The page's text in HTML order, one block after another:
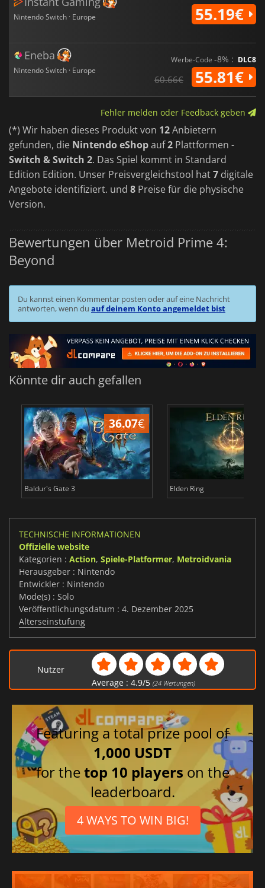
Nintendo Switch · Europe 55.19€
Eneba
Nintendo Switch · Europe
Werbe-Code -8% : DLC8
60.66€ 55.81€
Fehler melden oder Feedback geben
(*) Wir haben dieses Produkt von 12Anbietern
gefunden, die Nintendo eShopauf2 Plattformen -
Switch & Switch 2. Das Spiel kommt in Standard
Edition Edition. Unser Preisvergleichstool hat7 digitale
Angebote identifiziert. und 8 Preise für die physische
Version.
Bewertungen über Metroid Prime 4:
Beyond
Du kannst einen Kommentar posten oder auf eine Nachricht
antworten, wenn du auf deinem Konto angemeldet bist
Könnte dir auch gefallen
36.07€
Baldur's Gate 3 Elden Ring
TECHNISCHE INFORMATIONEN
Offizielle website
Kategorien : Action, Spiele-Platformer, Metroidvania
Herausgeber : Nintendo
Entwickler : Nintendo
Mode(s) : Solo
Veröffentlichungsdatum : 4. Dezember 2025
Alterseinstufung
Nutzer
Average : 4.9/5 (24Wertungen)
Featuring a total prize pool of
1,000 USDT
for thetop 10 players on the
leaderboard.
4 WAYS TO WIN BIG!